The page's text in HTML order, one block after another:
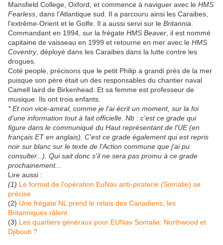
Mansfield College, Oxford, et commence à naviguer avec le HMS
Fearless , dans l'Atlantique sud. Il a parcouru ainsi les Caraibes,
l'extrême-Orient et le Golfe. Il a aussi servi sur le Britannia
Commandant en 1994, sur la frégate HMS Beaver , il est nommé
capitaine de vaisseau en 1999 et retourne en mer avec le HMS
Coventry, déployé dans les Caraibes dans la lutte contre les
drogues.
Coté people, précisons que le petit Philip a grandi près de la mer
puisque son père était un des responsables du chantier naval
Camell laird de Birkenhead. Et sa femme est professeur de
musique. Ils ont trois enfants.
* Et non vice-amiral, comme je l'ai écrit un moment, sur la foi
d'une information tout à fait officielle. Nb : c'est ce grade qui
figure dans le communiqué du Haut représentant de l'UE (en
français ET en anglais). C'est ce grade également qui est repris
noir sur blanc sur le texte de l'Action commune que j'ai pu
consulter...). Qui sait donc s'il ne sera pas promu à ce grade
prochainement...
Lire aussi :
(1) Le format de l'opération EuNav anti-piraterie (Somalie) se
précise
(2) Une frégate NL prend le relais des Canadiens, les
Britanniques râlent
(3) Les quartiers généraux pour EUNav Somalie: Northwood et
Djibouti ?